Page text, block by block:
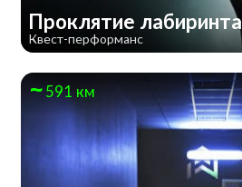
Проклятие лабиринта
Квест-перформанс
591 км